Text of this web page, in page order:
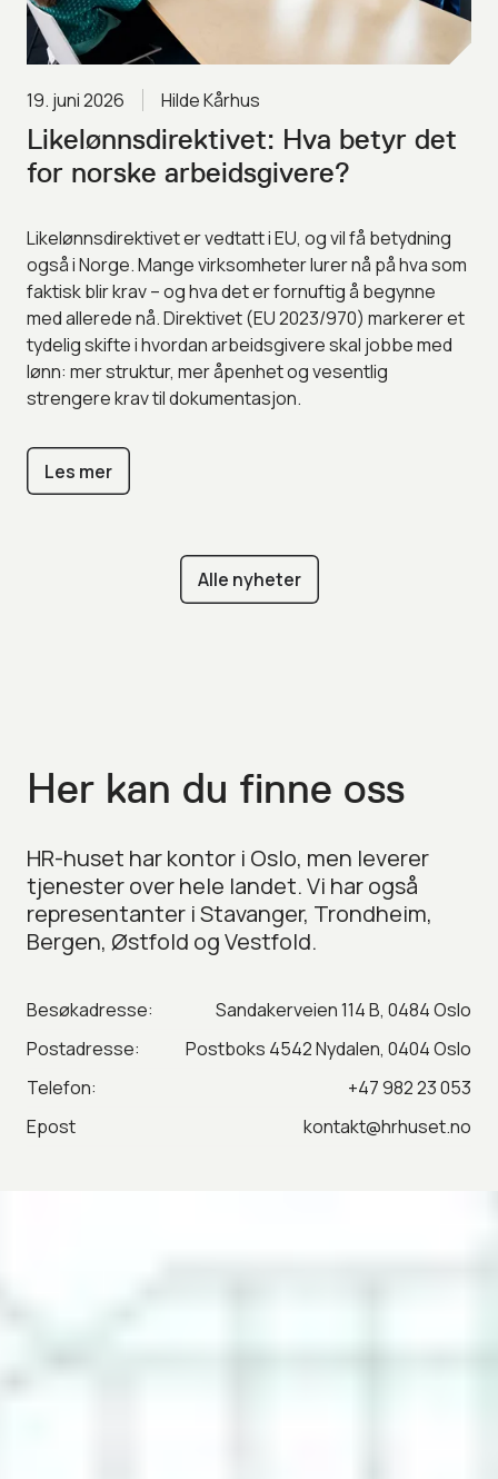
19. juni 2026 Hilde Kårhus
Likelønnsdirektivet: Hva betyr det
for norske arbeidsgivere?
Likelønnsdirektivet er vedtatt i EU, og vil få betydning
også i Norge. Mange virksomheter lurer nå på hva som
faktisk blir krav – og hva det er fornuftig å begynne
med allerede nå. Direktivet (EU 2023/970) markerer et
tydelig skifte i hvordan arbeidsgivere skal jobbe med
lønn: mer struktur, mer åpenhet og vesentlig
strengere krav til dokumentasjon.
Les mer
Alle nyheter
Her kan du finne oss
HR-huset har kontor i Oslo, men leverer
tjenester over hele landet. Vi har også
representanter i Stavanger, Trondheim,
Bergen, Østfold og Vestfold.
Besøkadresse:
Sandakerveien 114 B, 0484 Oslo
Postadresse:
Postboks 4542 Nydalen, 0404 Oslo
Telefon:
+47 982 23 053
Epost
kontakt@hrhuset.no